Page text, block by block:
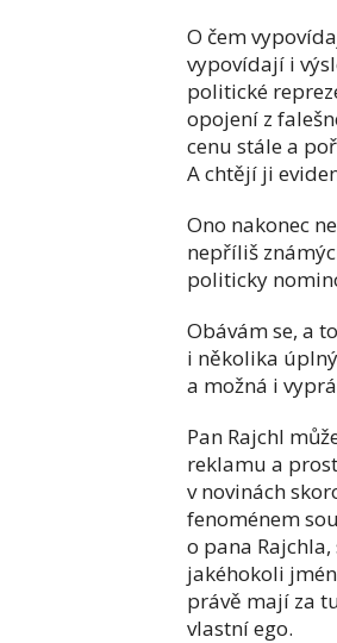
O čem
vypovídají i
politické
opojení z
cenu stále a
A chtějí ji
Ono nakonec
nepříliš
politicky
Obávám se, a
i několika
a možná i
Pan Rajchl
reklamu a
v novinách
fenoménem
o pana
jakéhokoli
právě mají za
vlastní ego.